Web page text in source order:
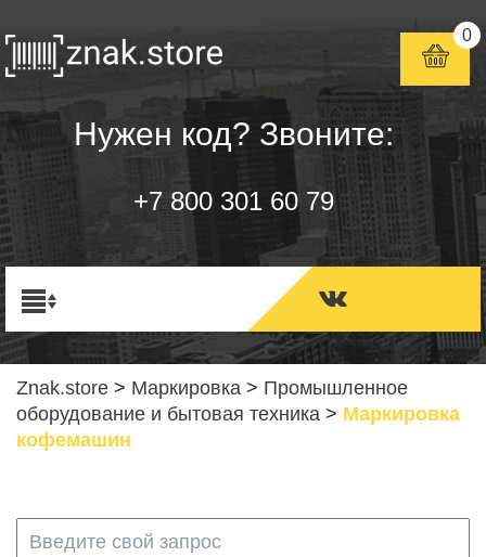
Нужен код? Звоните:
+7 800 301 60 79
0
Znak.store > Маркировка > Промышленное
оборудование и бытовая техника > Маркировка
кофемашин